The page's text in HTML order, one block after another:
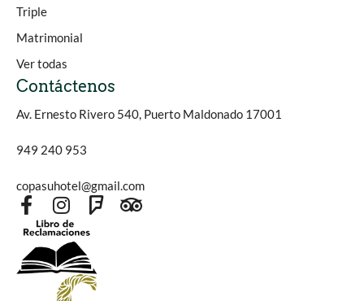
Triple
Matrimonial
Ver todas
Contáctenos
Av. Ernesto Rivero 540, Puerto Maldonado 17001
949 240 953
copasuhotel@gmail.com